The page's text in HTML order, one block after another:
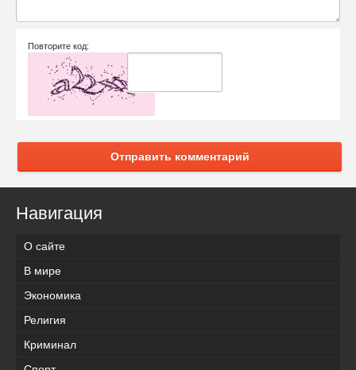
Повторите код:
Отправить комментарий
Навигация
О сайте
В мире
Экономика
Религия
Криминал